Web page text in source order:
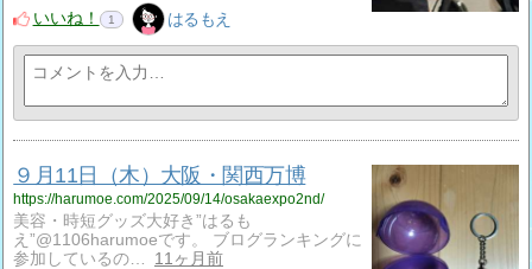
いいね！
1 はるもえ
９月11日（木）大阪・関西万博
https://harumoe.com/2025/09/14/osakaexpo2nd/
美容・時短グッズ大好き”はるも
え”@1106harumoeです。 ブログランキングに
参加しているの…
11ヶ月前